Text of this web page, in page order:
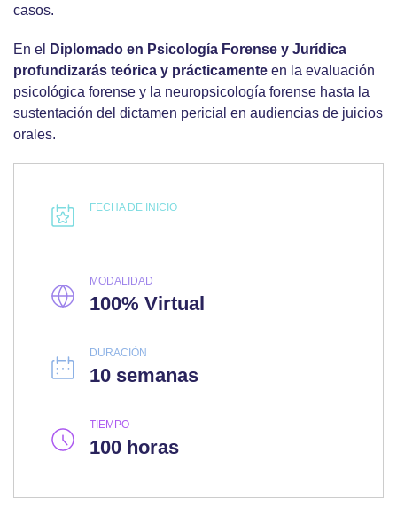
casos.
En el Diplomado en Psicología Forense y Jurídica
profundizarás teórica y prácticamente en la evaluación
psicológica forense y la neuropsicología forense hasta la
sustentación del dictamen pericial en audiencias de juicios
orales.
FECHA DE INICIO
MODALIDAD
100% Virtual
DURACIÓN
10 semanas
TIEMPO
100 horas